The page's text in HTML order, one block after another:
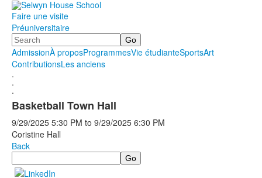
Faire une visite
Préuniversitaire
Search
AdmissionÀ proposProgrammesVie étudianteSportsArt
ContributionsLes anciens
.
.
.
Basketball Town Hall
9/29/2025 5:30 PM to 9/29/2025 6:30 PM
Coristine Hall
Back
Search